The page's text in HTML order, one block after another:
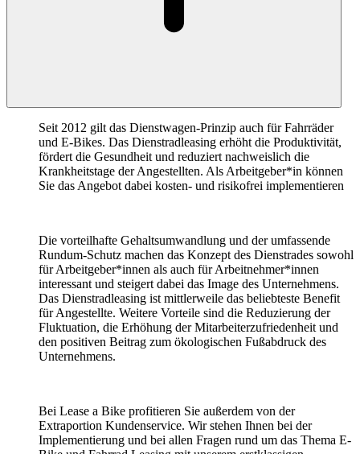
Seit 2012 gilt das Dienstwagen-Prinzip auch für Fahrräder
und E-Bikes. Das Dienstradleasing erhöht die Produktivität,
fördert die Gesundheit und reduziert nachweislich die
Krankheitstage der Angestellten. Als Arbeitgeber*in können
Sie das Angebot dabei kosten- und risikofrei implementieren
Die vorteilhafte Gehaltsumwandlung und der umfassende
Rundum-Schutz machen das Konzept des Dienstrades sowohl
für Arbeitgeber*innen als auch für Arbeitnehmer*innen
interessant und steigert dabei das Image des Unternehmens.
Das Dienstradleasing ist mittlerweile das beliebteste Benefit
für Angestellte. Weitere Vorteile sind die Reduzierung der
Fluktuation, die Erhöhung der Mitarbeiterzufriedenheit und
den positiven Beitrag zum ökologischen Fußabdruck des
Unternehmens.
Bei Lease a Bike profitieren Sie außerdem von der
Extraportion Kundenservice. Wir stehen Ihnen bei der
Implementierung und bei allen Fragen rund um das Thema E-